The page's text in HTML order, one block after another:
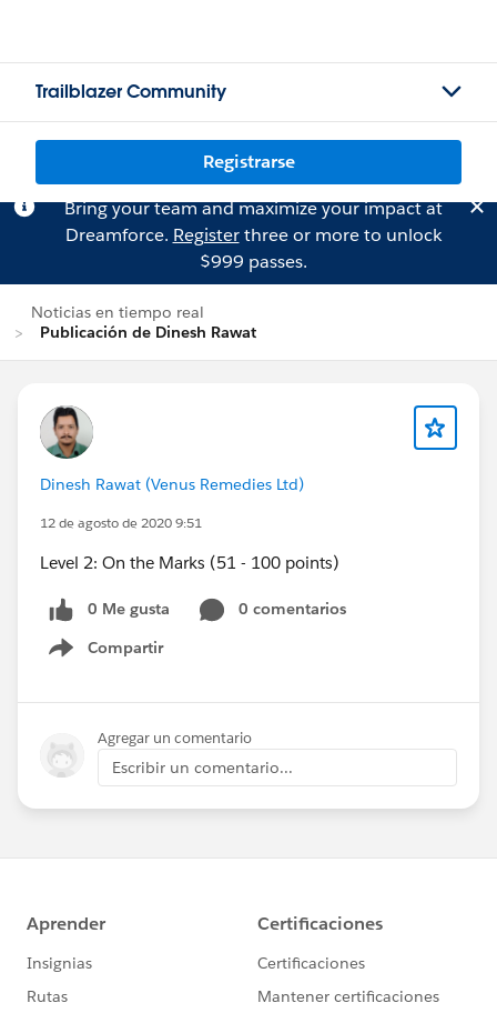
Trailblazer Community
Registrarse
Bring your team and maximize your impact at
Dreamforce. Registerthree or more to unlock
$999 passes.
Noticias en tiempo real
Publicación de Dinesh Rawat
Dinesh Rawat (Venus Remedies Ltd)
12 de agosto de 2020 9:51
Level 2: On the Marks (51 - 100 points)
0 Me gusta
0 comentarios
Compartir
Show menu
Agregar un comentario
Escribir un comentario...